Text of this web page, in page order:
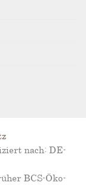
nach: DE-
BCS-Öko-